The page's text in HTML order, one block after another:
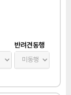
반려견동행